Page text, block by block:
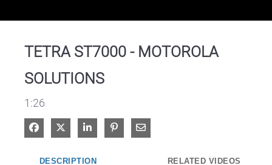
TETRA ST7000 - MOTOROLA
SOLUTIONS
1:26
Share on Facebook
Share on XShare on LinkedIn
Pin on Pinterest
Share via Email
DESCRIPTION RELATED VIDEOS